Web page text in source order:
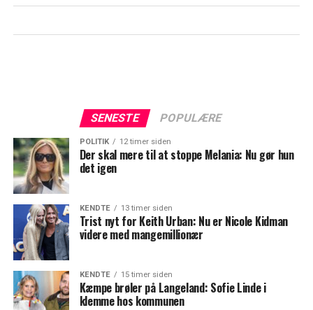
SENESTE POPULÆRE
POLITIK 12 timer siden
Der skal mere til at stoppe Melania: Nu gør hun
det igen
KENDTE 13 timer siden
Trist nyt for Keith Urban: Nu er Nicole Kidman
videre med mangemillionær
KENDTE 15 timer siden
Kæmpe brøler på Langeland: Sofie Linde i
klemme hos kommunen